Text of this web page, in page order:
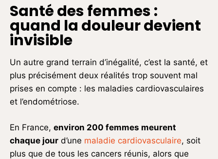
Santé des femmes :
quand la douleur devient
invisible
Un autre grand terrain d’inégalité, c’est la santé, et
plus précisément deux réalités trop souvent mal
prises en compte : les maladies cardiovasculaires
et l’endométriose.
En France, environ 200 femmes meurent
chaque jour d’une maladie cardiovasculaire, soit
plus que de tous les cancers réunis, alors que